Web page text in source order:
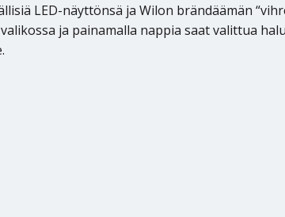
LED-näyttönsä ja Wilon brändäämän
ja painamalla nappia saat valittua